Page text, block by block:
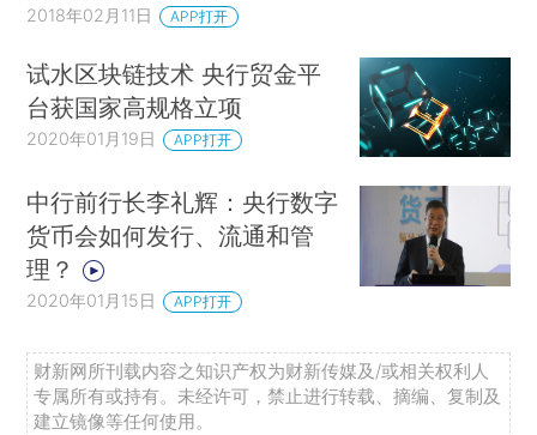
2018年02月11日 APP打开
试水区块链技术 央行贸金平
台获国家高规格立项
2020年01月19日 APP打开
中行前行长李礼辉：央行数字
货币会如何发行、流通和管
理？
2020年01月15日 APP打开
财新网所刊载内容之知识产权为财新传媒及/或相关权利人
专属所有或持有。未经许可，禁止进行转载、摘编、复制及
建立镜像等任何使用。